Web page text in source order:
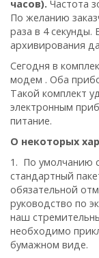
часов). Частота
По желанию
раза в 4 секунды.
архивирования
Сегодня в
модем . Оба
Такой комплект
электронным
питание.
О некоторых
1. По умолчанию
стандартный
обязательной
руководство по
наш
необходимо
бумажном виде.